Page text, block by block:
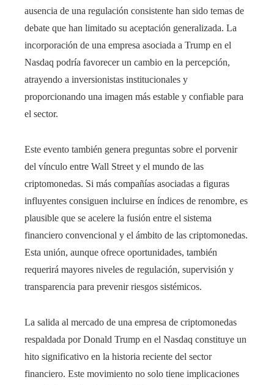
ausencia de una regulación consistente han sido temas de
debate que han limitado su aceptación generalizada. La
incorporación de una empresa asociada a Trump en el
Nasdaq podría favorecer un cambio en la percepción,
atrayendo a inversionistas institucionales y
proporcionando una imagen más estable y confiable para
el sector.
Este evento también genera preguntas sobre el porvenir
del vínculo entre Wall Street y el mundo de las
criptomonedas. Si más compañías asociadas a figuras
influyentes consiguen incluirse en índices de renombre, es
plausible que se acelere la fusión entre el sistema
financiero convencional y el ámbito de las criptomonedas.
Esta unión, aunque ofrece oportunidades, también
requerirá mayores niveles de regulación, supervisión y
transparencia para prevenir riesgos sistémicos.
La salida al mercado de una empresa de criptomonedas
respaldada por Donald Trump en el Nasdaq constituye un
hito significativo en la historia reciente del sector
financiero. Este movimiento no solo tiene implicaciones